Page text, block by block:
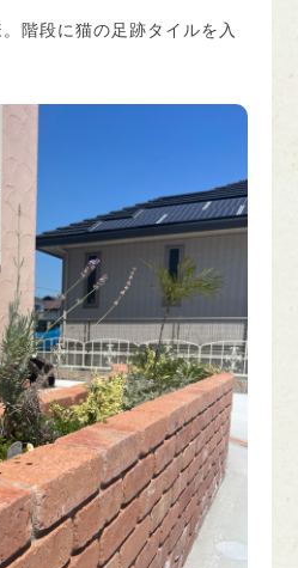
階段に猫の足跡タイルを入